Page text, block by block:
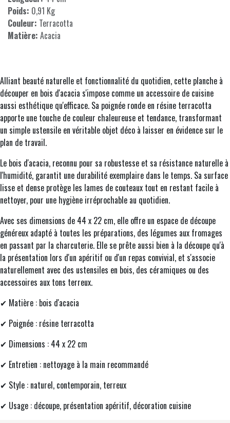
Poids: 0,91 Kg
Couleur: Terracotta
Matière: Acacia
Alliant beauté naturelle et fonctionnalité du quotidien, cette planche à
découper en bois d'acacia s'impose comme un accessoire de cuisine
aussi esthétique qu'efficace. Sa poignée ronde en résine terracotta
apporte une touche de couleur chaleureuse et tendance, transformant
un simple ustensile en véritable objet déco à laisser en évidence sur le
plan de travail.
Le bois d'acacia, reconnu pour sa robustesse et sa résistance naturelle à
l'humidité, garantit une durabilité exemplaire dans le temps. Sa surface
lisse et dense protège les lames de couteaux tout en restant facile à
nettoyer, pour une hygiène irréprochable au quotidien.
Avec ses dimensions de 44 x 22 cm, elle offre un espace de découpe
généreux adapté à toutes les préparations, des légumes aux fromages
en passant par la charcuterie. Elle se prête aussi bien à la découpe qu'à
la présentation lors d'un apéritif ou d'un repas convivial, et s'associe
naturellement avec des ustensiles en bois, des céramiques ou des
accessoires aux tons terreux.
✔ Matière : bois d'acacia
✔ Poignée : résine terracotta
✔ Dimensions : 44 x 22 cm
✔ Entretien : nettoyage à la main recommandé
✔ Style : naturel, contemporain, terreux
✔ Usage : découpe, présentation apéritif, décoration cuisine